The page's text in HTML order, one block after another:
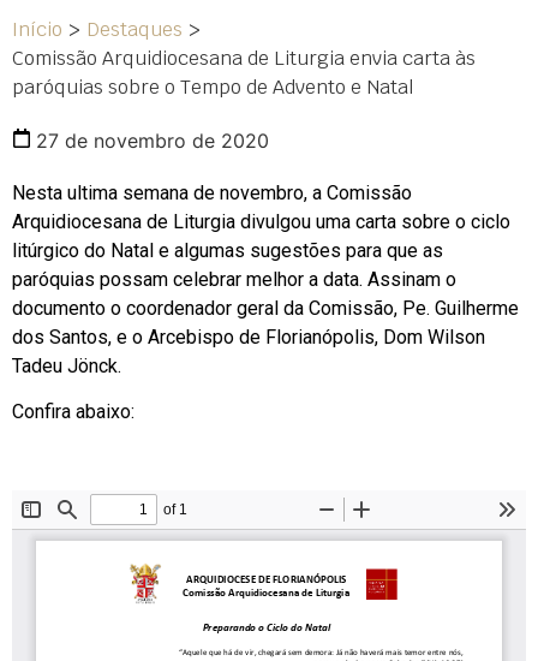
Início > Destaques >
Comissão Arquidiocesana de Liturgia envia carta às
paróquias sobre o Tempo de Advento e Natal
27 de novembro de 2020
Nesta ultima semana de novembro, a Comissão
Arquidiocesana de Liturgia divulgou uma carta sobre o ciclo
litúrgico do Natal e algumas sugestões para que as
paróquias possam celebrar melhor a data. Assinam o
documento o coordenador geral da Comissão, Pe. Guilherme
dos Santos, e o Arcebispo de Florianópolis, Dom Wilson
Tadeu Jönck.
Confira abaixo: